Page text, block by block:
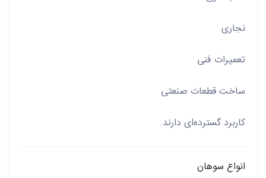
نجاری
تعمیرات فنی
ساخت قطعات صنعتی
کاربرد گسترده‌ای دارند.
انواع سوهان